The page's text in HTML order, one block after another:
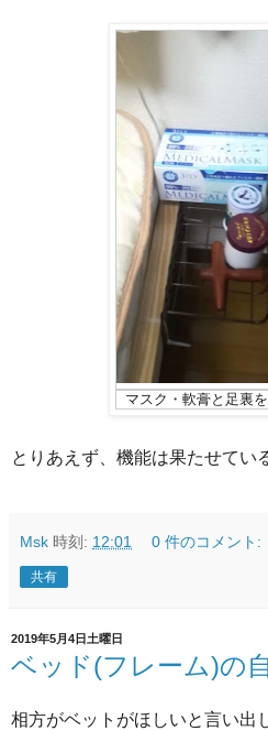
マスク・軟膏と足裏
とりあえず、機能は果たせてい
Msk 時刻: 12:01 0 件のコメント:
共有
2019年5月4日土曜日
ベッド(フレーム)の
相方がベットがほしいと言い出